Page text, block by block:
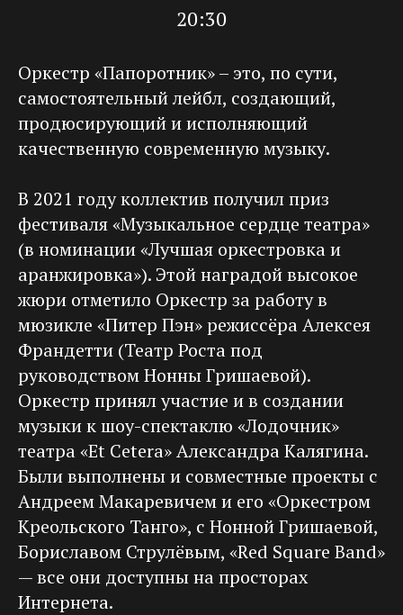
20:30
Оркестр «Папоротник» – это, по сути,
самостоятельный лейбл, создающий,
продюсирующий и исполняющий
качественную современную музыку.
В 2021 году коллектив получил приз
фестиваля «Музыкальное сердце театра»
(в номинации «Лучшая оркестровка и
аранжировка»). Этой наградой высокое
жюри отметило Оркестр за работу в
мюзикле «Питер Пэн» режиссёра Алексея
Франдетти (Театр Роста под
руководством Нонны Гришаевой).
Оркестр принял участие и в создании
музыки к шоу-спектаклю «Лодочник»
театра «Et Cetera» Александра Калягина.
Были выполнены и совместные проекты с
Андреем Макаревичем и его «Оркестром
Креольского Танго», с Нонной Гришаевой,
Бориславом Струлёвым, «Red Square Band»
— все они доступны на просторах
Интернета.